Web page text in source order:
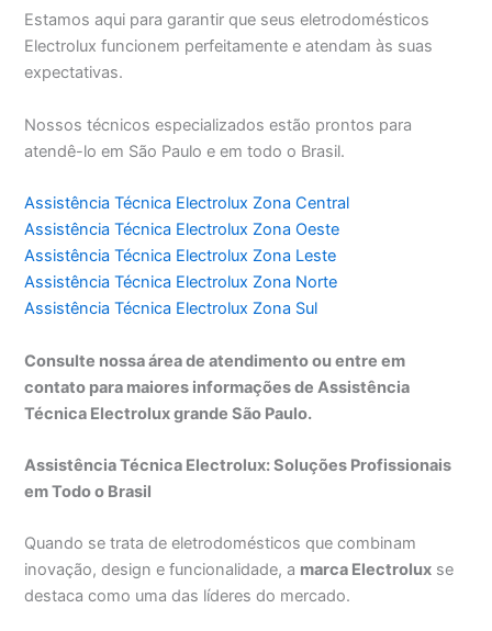
Estamos aqui para garantir que seus eletrodomésticos
Electrolux funcionem perfeitamente e atendam às suas
expectativas.
Nossos técnicos especializados estão prontos para
atendê-lo em São Paulo e em todo o Brasil.
Assistência Técnica Electrolux Zona Central
Assistência Técnica Electrolux Zona Oeste
Assistência Técnica Electrolux Zona Leste
Assistência Técnica Electrolux Zona Norte
Assistência Técnica Electrolux Zona Sul
Consulte nossa área de atendimento ou entre em
contato para maiores informações de Assistência
Técnica Electrolux grande São Paulo.
Assistência Técnica Electrolux: Soluções Profissionais
em Todo o Brasil
Quando se trata de eletrodomésticos que combinam
inovação, design e funcionalidade, a marca Electrolux se
destaca como uma das líderes do mercado.